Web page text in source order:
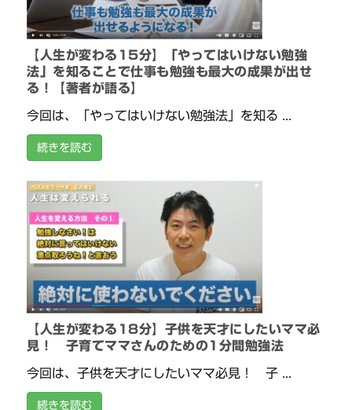
【人生が変わる15分】「やってはいけない勉強
法」を知ることで仕事も勉強も最大の成果が出せ
る！【著者が語る】
今回は、「やってはいけない勉強法」を知る ...
続きを読む
【人生が変わる18分】子供を天才にしたいママ必
見！ 子育てママさんのための1分間勉強法
今回は、子供を天才にしたいママ必見！ 子 ...
続きを読む